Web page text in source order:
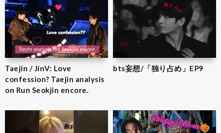
Taejin / JinV: Love
confession? Taejin analysis
on Run Seokjin encore.
bts妄想/「独り占め」EP9